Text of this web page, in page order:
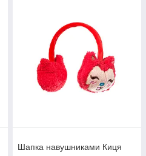
Шапка навушниками Киця